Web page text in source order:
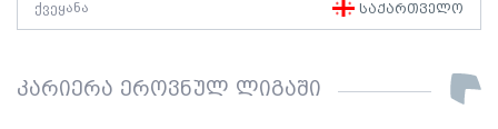
ქვეყანა საქართველო
კარიერა ეროვნულ ლიგაში